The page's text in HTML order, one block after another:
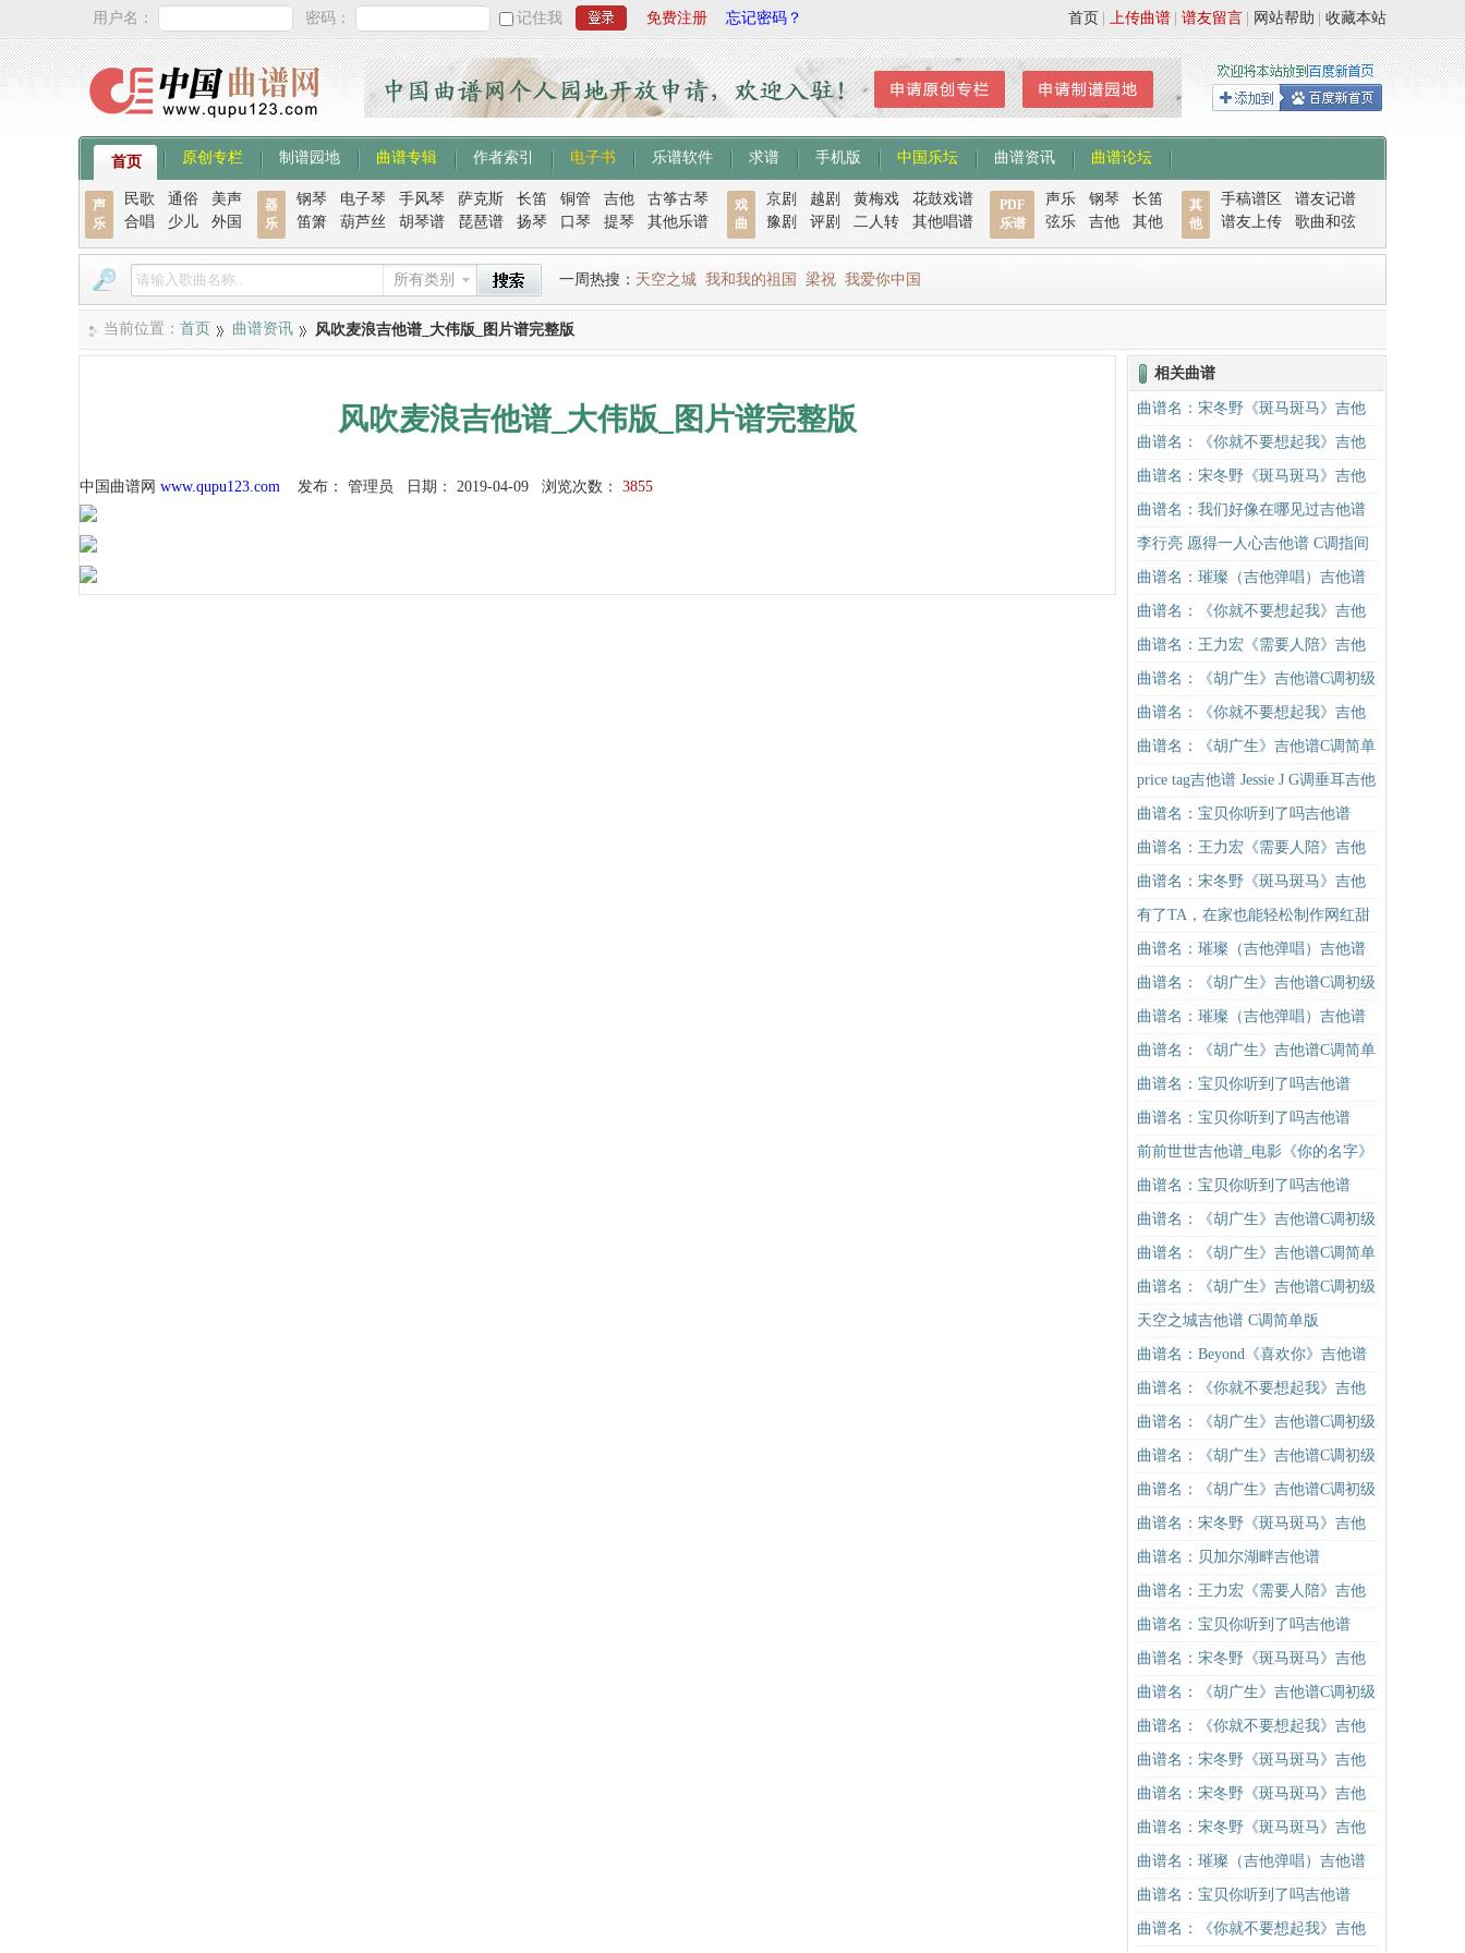
用户名： 密码： 记住我 免费注册 忘记密码？ 收藏本站
网站帮助
谱友留言
上传曲谱
首页
首页 原创专栏 制谱园地 曲谱专辑 作者索引 电子书 乐谱软件 求谱 手机版 中国乐坛 曲谱资讯 曲谱论坛
声
乐
民歌 通俗
美声
合唱
少儿 外国
器
乐
钢琴 电子琴 手风琴 萨克斯 长笛 铜管 吉他
古筝古琴
笛箫
葫芦丝 胡琴谱 琵琶谱 扬琴 口琴 提琴 其他乐谱
戏
曲
京剧 越剧 黄梅戏
花鼓戏谱
豫剧
评剧 二人转 其他唱谱
PDF
乐谱
声乐 钢琴
长笛
弦乐
吉他 其他
其
他
手稿谱区
谱友记谱
谱友上传
歌曲和弦
所有类别 一周热搜： 天空之城 我和我的祖国 梁祝 我爱你中国
当前位置： 首页 曲谱资讯 风吹麦浪吉他谱_大伟版_图片谱完整版
风吹麦浪吉他谱_大伟版_图片谱完整版
中国曲谱网 www.qupu123.com 发布： 管理员 日期： 2019-04-09 浏览次数： 3855
相关曲谱
曲谱名：宋冬野《斑马斑马》吉他
谱C调简单版（酷音小伟吉他教学）
吉他谱
曲谱名：《你就不要想起我》吉他
谱C调简单版吉他谱
曲谱名：宋冬野《斑马斑马》吉他
谱G调初级进阶版（酷音小伟吉他教
学）吉他谱
曲谱名：我们好像在哪见过吉他谱
李行亮 愿得一人心吉他谱 C调指间
吉他版
曲谱名：璀璨（吉他弹唱）吉他谱
曲谱名：《你就不要想起我》吉他
谱C调简单版吉他谱
曲谱名：王力宏《需要人陪》吉他
谱C调原版（酷音小伟吉他教学）吉
他谱
曲谱名：《胡广生》吉他谱C调初级
进阶版（酷音小伟吉他弹唱教学）
吉他谱
曲谱名：《你就不要想起我》吉他
谱C调简单版吉他谱
曲谱名：《胡广生》吉他谱C调简单
版（酷音小伟吉他弹唱教学）吉他
谱
price tag吉他谱 Jessie J G调垂耳吉他
版
曲谱名：宝贝你听到了吗吉他谱
曲谱名：王力宏《需要人陪》吉他
谱C调原版（酷音小伟吉他教学）吉
他谱
曲谱名：宋冬野《斑马斑马》吉他
谱G调初级进阶版（酷音小伟吉他教
学）吉他谱
有了TA，在家也能轻松制作网红甜
品！
曲谱名：璀璨（吉他弹唱）吉他谱
曲谱名：《胡广生》吉他谱C调初级
进阶版（酷音小伟吉他弹唱教学）
吉他谱
曲谱名：璀璨（吉他弹唱）吉他谱
曲谱名：《胡广生》吉他谱C调简单
版（酷音小伟吉他弹唱教学）吉他
谱
曲谱名：宝贝你听到了吗吉他谱
曲谱名：宝贝你听到了吗吉他谱
前前世世吉他谱_电影《你的名字》
的主题曲_图片谱
曲谱名：宝贝你听到了吗吉他谱
曲谱名：《胡广生》吉他谱C调初级
进阶版（酷音小伟吉他弹唱教学）
吉他谱
曲谱名：《胡广生》吉他谱C调简单
版（酷音小伟吉他弹唱教学）吉他
谱
曲谱名：《胡广生》吉他谱C调初级
进阶版（酷音小伟吉他弹唱教学）
吉他谱
天空之城吉他谱 C调简单版
曲谱名：Beyond《喜欢你》吉他谱
酷音小伟吉他教学吉他谱
曲谱名：《你就不要想起我》吉他
谱C调简单版吉他谱
曲谱名：《胡广生》吉他谱C调初级
进阶版（酷音小伟吉他弹唱教学）
吉他谱
曲谱名：《胡广生》吉他谱C调初级
进阶版（酷音小伟吉他弹唱教学）
吉他谱
曲谱名：《胡广生》吉他谱C调初级
进阶版（酷音小伟吉他弹唱教学）
吉他谱
曲谱名：宋冬野《斑马斑马》吉他
谱G调初级进阶版（酷音小伟吉他教
学）吉他谱
曲谱名：贝加尔湖畔吉他谱
曲谱名：王力宏《需要人陪》吉他
谱C调原版（酷音小伟吉他教学）吉
他谱
曲谱名：宝贝你听到了吗吉他谱
曲谱名：宋冬野《斑马斑马》吉他
谱G调初级进阶版（酷音小伟吉他教
学）吉他谱
曲谱名：《胡广生》吉他谱C调初级
进阶版（酷音小伟吉他弹唱教学）
吉他谱
曲谱名：《你就不要想起我》吉他
谱C调简单版吉他谱
曲谱名：宋冬野《斑马斑马》吉他
谱G调初级进阶版（酷音小伟吉他教
学）吉他谱
曲谱名：宋冬野《斑马斑马》吉他
谱C调简单版（酷音小伟吉他教学）
吉他谱
曲谱名：宋冬野《斑马斑马》吉他
谱C调简单版（酷音小伟吉他教学）
吉他谱
曲谱名：璀璨（吉他弹唱）吉他谱
曲谱名：宝贝你听到了吗吉他谱
曲谱名：《你就不要想起我》吉他